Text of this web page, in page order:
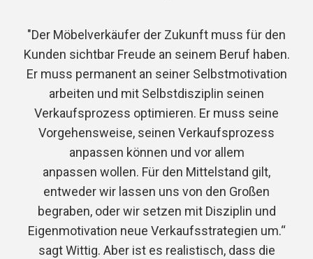
"Der Möbelverkäufer der Zukunft muss für den
Kunden sichtbar Freude an seinem Beruf haben.
Er muss permanent an seiner Selbstmotivation
arbeiten und mit Selbstdisziplin seinen
Verkaufsprozess optimieren. Er muss seine
Vorgehensweise, seinen Verkaufsprozess
anpassen können und vor allem
anpassen wollen. Für den Mittelstand gilt,
entweder wir lassen uns von den Großen
begraben, oder wir setzen mit Disziplin und
Eigenmotivation neue Verkaufsstrategien um.“
sagt Wittig. Aber ist es realistisch, dass die